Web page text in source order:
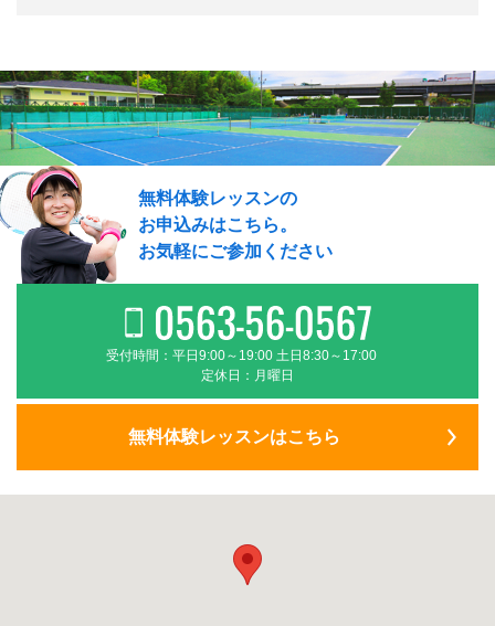
無料体験レッスンの
お申込みはこちら。
お気軽にご参加ください
受付時間：平日9:00～19:00 土日8:30～17:00
定休日：月曜日
無料体験レッスンはこちら